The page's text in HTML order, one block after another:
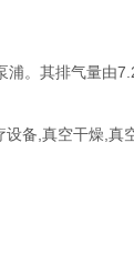
。其排气量由
备,真空干燥,真